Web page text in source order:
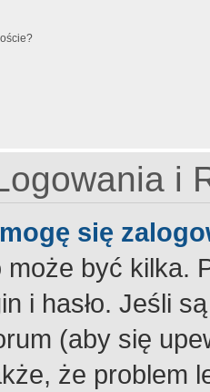
i
się
może być kilka.
i hasło. Jeśli
(aby się
że problem